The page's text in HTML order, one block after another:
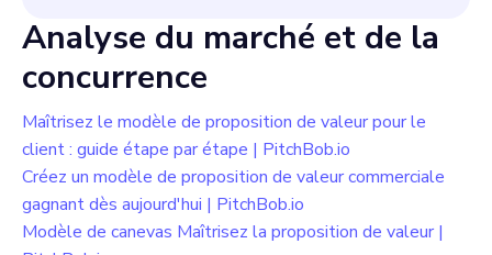
Analyse du marché et de la
concurrence
Maîtrisez le modèle de proposition de valeur pour le
client : guide étape par étape | PitchBob.io
Créez un modèle de proposition de valeur commerciale
gagnant dès aujourd'hui | PitchBob.io
Modèle de canevas Maîtrisez la proposition de valeur |